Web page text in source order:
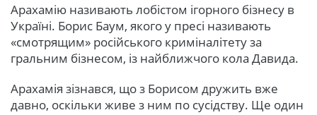
Арахамію називають лобістом ігорного бізнесу в
Україні. Борис Баум, якого у пресі називають
«смотрящим» російського криміналітету за
гральним бізнесом, із найближчого кола Давида.
Арахамія зізнався, що з Борисом дружить вже
давно, оскільки живе з ним по сусідству. Ще один